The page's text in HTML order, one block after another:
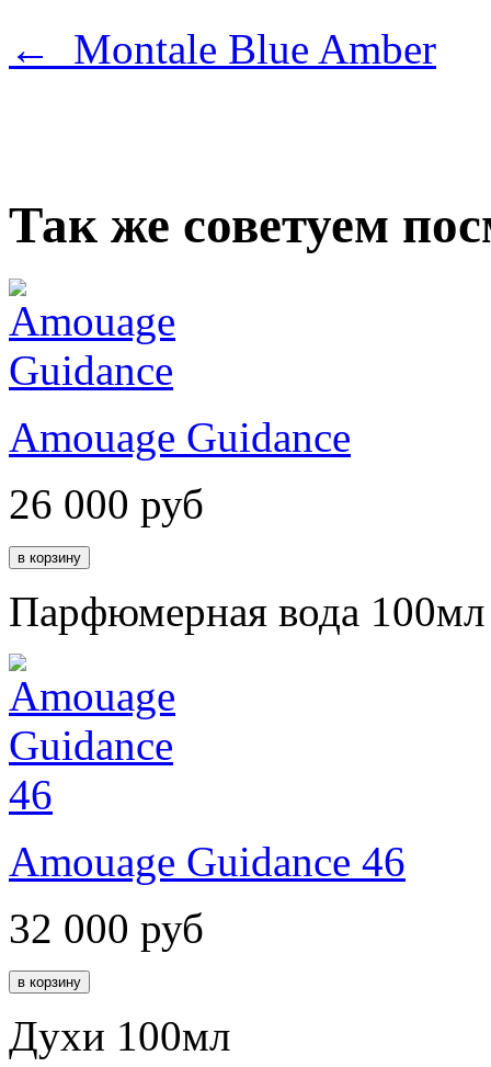
← Montale Blue Amber
Так же советуем
Amouage Guidance
26 000 руб
Парфюмерная вода 100мл
Amouage Guidance 46
32 000 руб
Духи 100мл